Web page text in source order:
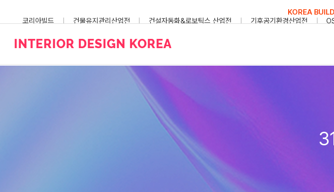
KOREA
코리아빌드
건물유지관리산업전 건설자동화&로보틱스 산업전 기후공기환경산업전